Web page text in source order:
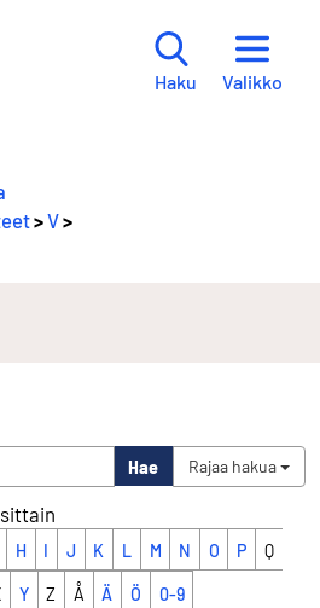
Haku Valikko
>V>
Hae Rajaa hakua
H I J K L M N O P Q
Y Z Å Ä Ö 0-9